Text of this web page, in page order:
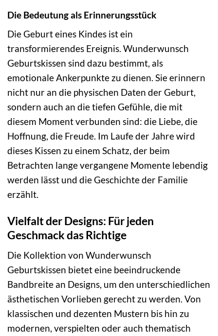
Die Bedeutung als Erinnerungsstück
Die Geburt eines Kindes ist ein
transformierendes Ereignis. Wunderwunsch
Geburtskissen sind dazu bestimmt, als
emotionale Ankerpunkte zu dienen. Sie erinnern
nicht nur an die physischen Daten der Geburt,
sondern auch an die tiefen Gefühle, die mit
diesem Moment verbunden sind: die Liebe, die
Hoffnung, die Freude. Im Laufe der Jahre wird
dieses Kissen zu einem Schatz, der beim
Betrachten lange vergangene Momente lebendig
werden lässt und die Geschichte der Familie
erzählt.
Vielfalt der Designs: Für jeden
Geschmack das Richtige
Die Kollektion von Wunderwunsch
Geburtskissen bietet eine beeindruckende
Bandbreite an Designs, um den unterschiedlichen
ästhetischen Vorlieben gerecht zu werden. Von
klassischen und dezenten Mustern bis hin zu
modernen, verspielten oder auch thematisch